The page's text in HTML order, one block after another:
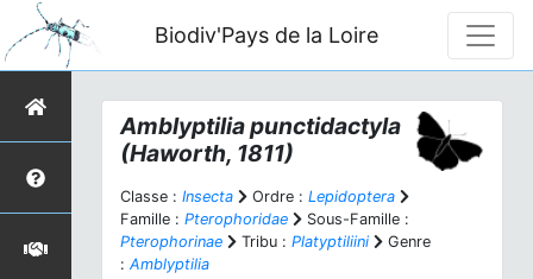
Biodiv'Pays de la Loire
Amblyptilia punctidactyla
(Haworth, 1811)
Classe : Insecta Ordre : Lepidoptera
Famille : Pterophoridae
Sous-Famille :
Pterophorinae
Tribu : Platyptiliini
Genre
: Amblyptilia